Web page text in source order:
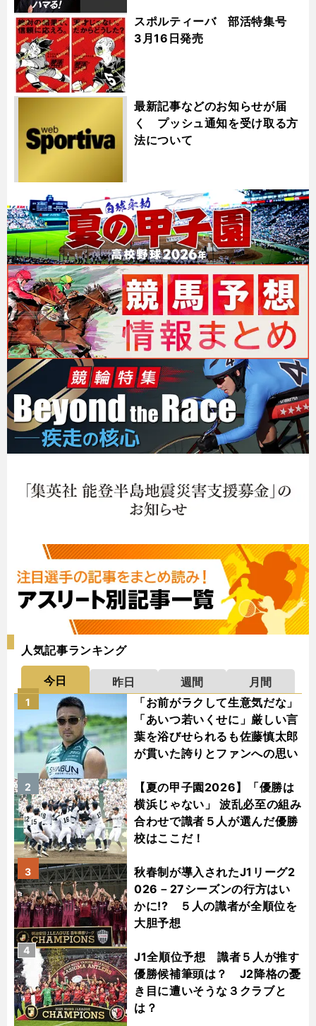
スポルティーバ 部活特集号
3月16日発売
最新記事などのお知らせが届
く プッシュ通知を受け取る方
法について
人気記事ランキング
今日 昨日 週間
月間
「お前がラクして生意気だな」
「あいつ若いくせに」厳しい言
葉を浴びせられるも佐藤慎太郎
が貫いた誇りとファンへの思い
1
【夏の甲子園2026】「優勝は
横浜じゃない」 波乱必至の組み
合わせで識者５人が選んだ優勝
校はここだ！
2
秋春制が導入されたJ1リーグ2
026－27シーズンの行方はい
かに!? ５人の識者が全順位を
大胆予想
3
J1全順位予想 識者５人が推す
優勝候補筆頭は？ J2降格の憂
き目に遭いそうな３クラブと
は？
4